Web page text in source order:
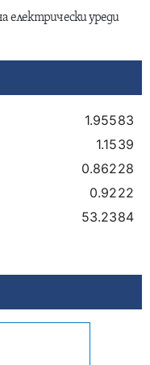
електрически уреди
1.95583
1.1539
0.86228
0.9222
53.2384